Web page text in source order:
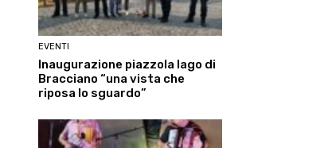
EVENTI
Inaugurazione piazzola lago di
Bracciano “una vista che
riposa lo sguardo”